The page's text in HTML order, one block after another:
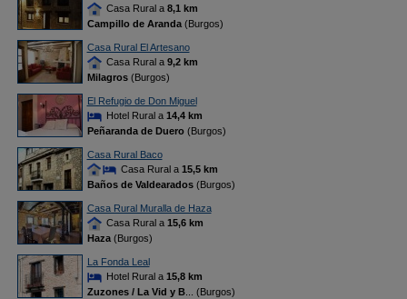
Casa Rural a 8,1 km
Campillo de Aranda(Burgos)
Casa Rural El Artesano
Casa Rural a 9,2 km
Milagros(Burgos)
El Refugio de Don Miguel
Hotel Rural a 14,4 km
Peñaranda de Duero(Burgos)
Casa Rural Baco
Casa Rural a 15,5 km
Baños de Valdearados(Burgos)
Casa Rural Muralla de Haza
Casa Rural a 15,6 km
Haza(Burgos)
La Fonda Leal
Hotel Rural a 15,8 km
Zuzones / La Vid y B... (Burgos)